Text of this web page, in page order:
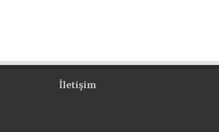
İletişim